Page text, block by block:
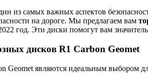
из самых важных аспектов
на дороге. Мы предлагаем вам
год. Эти диски помогут вам
дисков R1 Carbon Geomet
Geomet являются идеальным выбором